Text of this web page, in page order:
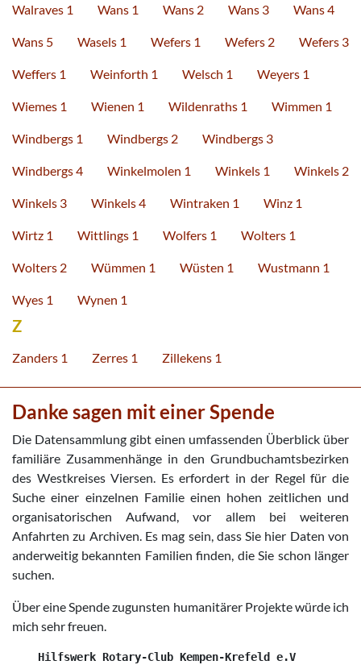
Walraves 1 Wans 1 Wans 2 Wans 3 Wans 4
Wans 5 Wasels 1 Wefers 1 Wefers 2 Wefers 3
Weffers 1 Weinforth 1 Welsch 1 Weyers 1
Wiemes 1 Wienen 1 Wildenraths 1 Wimmen 1
Windbergs 1 Windbergs 2 Windbergs 3
Windbergs 4 Winkelmolen 1 Winkels 1 Winkels 2
Winkels 3 Winkels 4 Wintraken 1 Winz 1
Wirtz 1 Wittlings 1 Wolfers 1 Wolters 1
Wolters 2 Wümmen 1 Wüsten 1 Wustmann 1
Wyes 1 Wynen 1
Z
Zanders 1 Zerres 1 Zillekens 1
Danke sagen mit einer Spende
Die Datensammlung gibt einen umfassenden Überblick über
familiäre Zusammenhänge in den Grundbuchamtsbezirken
des Westkreises Viersen. Es erfordert in der Regel für die
Suche einer einzelnen Familie einen hohen zeitlichen und
organisatorischen Aufwand, vor allem bei weiteren
Anfahrten zu Archiven. Es mag sein, dass Sie hier Daten von
anderweitig bekannten Familien finden, die Sie schon länger
suchen.
Über eine Spende zugunsten humanitärer Projekte würde ich
mich sehr freuen.
    Hilfswerk Rotary-Club Kempen-Krefeld e.V